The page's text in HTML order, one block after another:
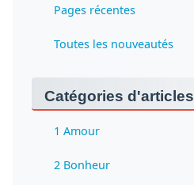
Pages récentes
Toutes les nouveautés
Catégories d'articles
1 Amour
2 Bonheur